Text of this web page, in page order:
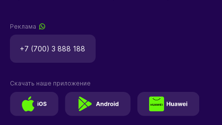
Реклама
+7 (700) 3 888 188
Скачать наше приложение